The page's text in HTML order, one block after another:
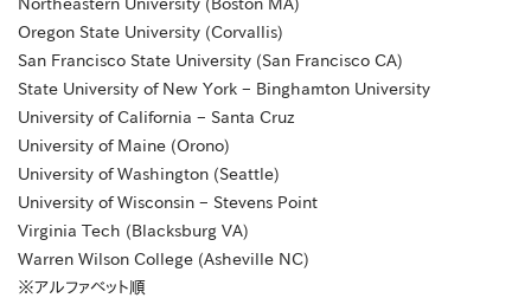
Northeastern University (Boston MA)
Oregon State University (Corvallis)
San Francisco State University (San Francisco CA)
State University of New York – Binghamton University
University of California – Santa Cruz
University of Maine (Orono)
University of Washington (Seattle)
University of Wisconsin – Stevens Point
Virginia Tech (Blacksburg VA)
Warren Wilson College (Asheville NC)
※アルファベット順